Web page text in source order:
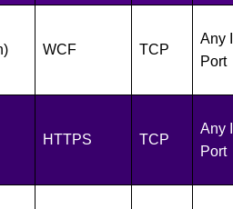
WCF TCP
Any
Port
HTTPS TCP
Any
Port